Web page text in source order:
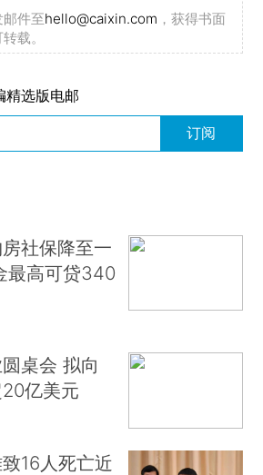
件至hello@caixin.com ，获得书面
载。
精选版电邮
订阅
社保降至一
最高可贷340
桌会 拟向
亿美元
16人死亡近